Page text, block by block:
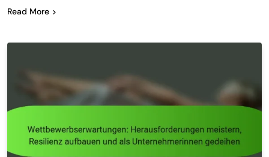
Read More